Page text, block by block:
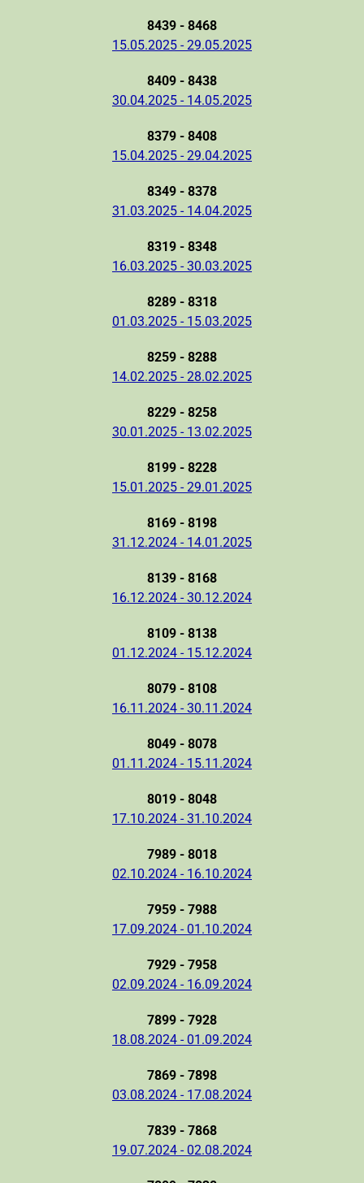
8439 - 8468
15.05.2025 - 29.05.2025
8409 - 8438
30.04.2025 - 14.05.2025
8379 - 8408
15.04.2025 - 29.04.2025
8349 - 8378
31.03.2025 - 14.04.2025
8319 - 8348
16.03.2025 - 30.03.2025
8289 - 8318
01.03.2025 - 15.03.2025
8259 - 8288
14.02.2025 - 28.02.2025
8229 - 8258
30.01.2025 - 13.02.2025
8199 - 8228
15.01.2025 - 29.01.2025
8169 - 8198
31.12.2024 - 14.01.2025
8139 - 8168
16.12.2024 - 30.12.2024
8109 - 8138
01.12.2024 - 15.12.2024
8079 - 8108
16.11.2024 - 30.11.2024
8049 - 8078
01.11.2024 - 15.11.2024
8019 - 8048
17.10.2024 - 31.10.2024
7989 - 8018
02.10.2024 - 16.10.2024
7959 - 7988
17.09.2024 - 01.10.2024
7929 - 7958
02.09.2024 - 16.09.2024
7899 - 7928
18.08.2024 - 01.09.2024
7869 - 7898
03.08.2024 - 17.08.2024
7839 - 7868
19.07.2024 - 02.08.2024